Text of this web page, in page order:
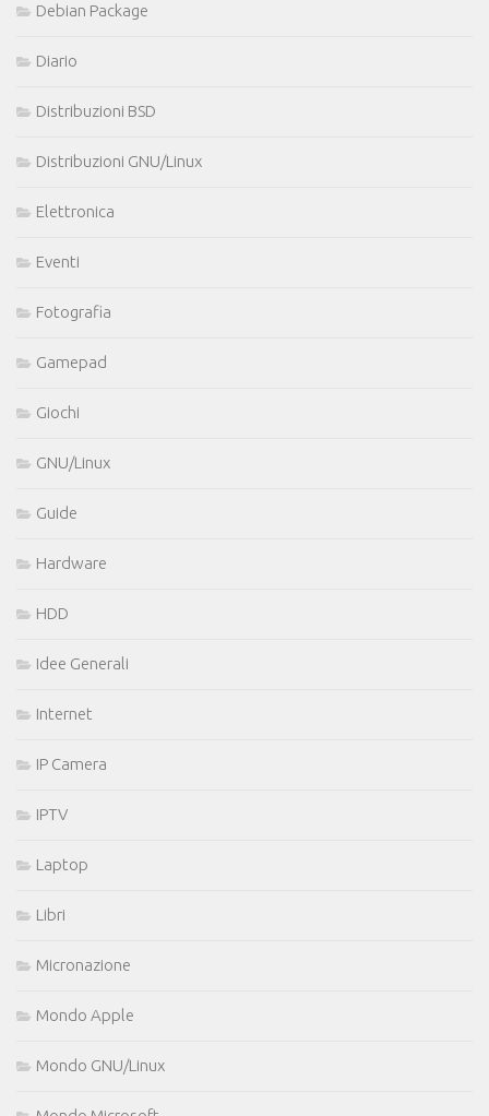
Debian Package
Diario
Distribuzioni BSD
Distribuzioni GNU/Linux
Elettronica
Eventi
Fotografia
Gamepad
Giochi
GNU/Linux
Guide
Hardware
HDD
Idee Generali
Internet
IP Camera
IPTV
Laptop
Libri
Micronazione
Mondo Apple
Mondo GNU/Linux